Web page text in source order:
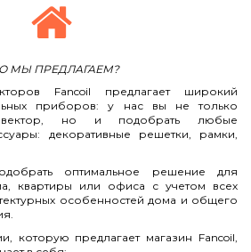
МЫ ПРЕДЛАГАЕМ?
Fancoil предлагает широкий
приборов: у нас вы не только
но и подобрать любые
декоративные решетки, рамки,
оптимальное решение для
квартиры или офиса с учетом всех
особенностей дома и общего
которую предлагает магазин Fancoil,